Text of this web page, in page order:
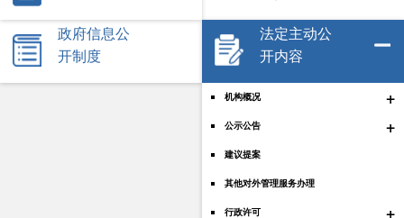
政府信息公
开制度
法定主动公
开内容
机构概况 +
公示公告 +
建议提案
其他对外管理服务办理
行政许可 +